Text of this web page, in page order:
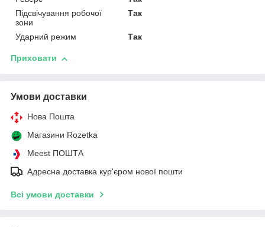
Підсвічування робочої
зони
Так
Ударний режим Так
Приховати
Умови доставки
Нова Пошта
Магазини Rozetka
Meest ПОШТА
Адресна доставка кур'єром нової пошти
Всі умови доставки